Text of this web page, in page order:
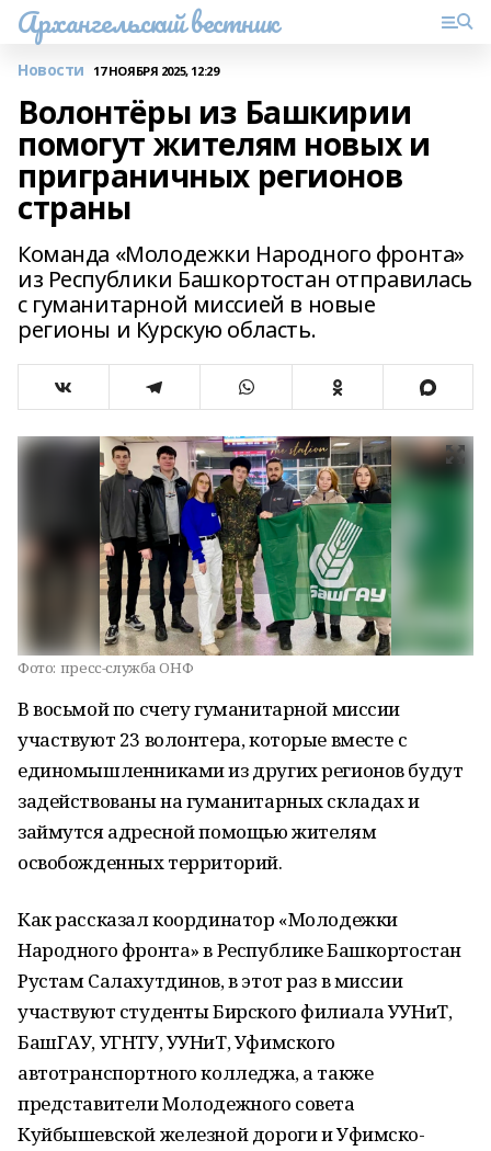
Архангельский вестник
Новости 17 НОЯБРЯ 2025, 12:29
Волонтёры из Башкирии
помогут жителям новых и
приграничных регионов
страны
Команда «Молодежки Народного фронта»
из Республики Башкортостан отправилась
с гуманитарной миссией в новые
регионы и Курскую область.
Фото: пресс-служба ОНФ
В восьмой по счету гуманитарной миссии
участвуют 23 волонтера, которые вместе с
единомышленниками из других регионов будут
задействованы на гуманитарных складах и
займутся адресной помощью жителям
освобожденных территорий.
Как рассказал координатор «Молодежки
Народного фронта» в Республике Башкортостан
Рустам Салахутдинов, в этот раз в миссии
участвуют студенты Бирского филиала УУНиТ,
БашГАУ, УГНТУ, УУНиТ, Уфимского
автотранспортного колледжа, а также
представители Молодежного совета
Куйбышевской железной дороги и Уфимско-